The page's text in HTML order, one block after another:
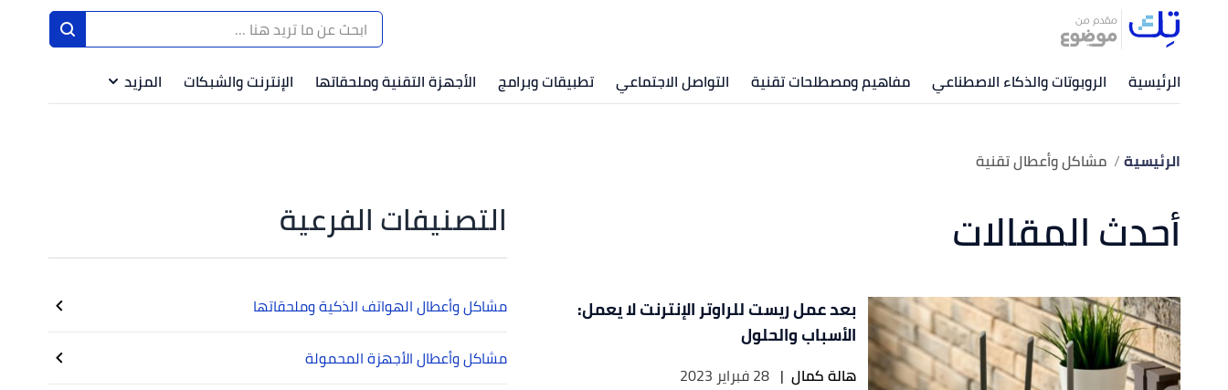
الرئيسية الروبوتات والذكاء الاصطناعي مفاهيم ومصطلحات تقنية التواصل الاجتماعي تطبيقات وبرامج الأجهزة التقنية وملحقاتها الإنترنت والشبكات المزيد
الرئيسية مشاكل وأعطال تقنية
أحدث المقالات
بعد عمل ريست للراوتر الإنترنت لا يعمل:
الأسباب والحلول
هالة كمال | 28 فبراير 2023
التصنيفات الفرعية
مشاكل وأعطال الهواتف الذكية وملحقاتها
مشاكل وأعطال الأجهزة المحمولة